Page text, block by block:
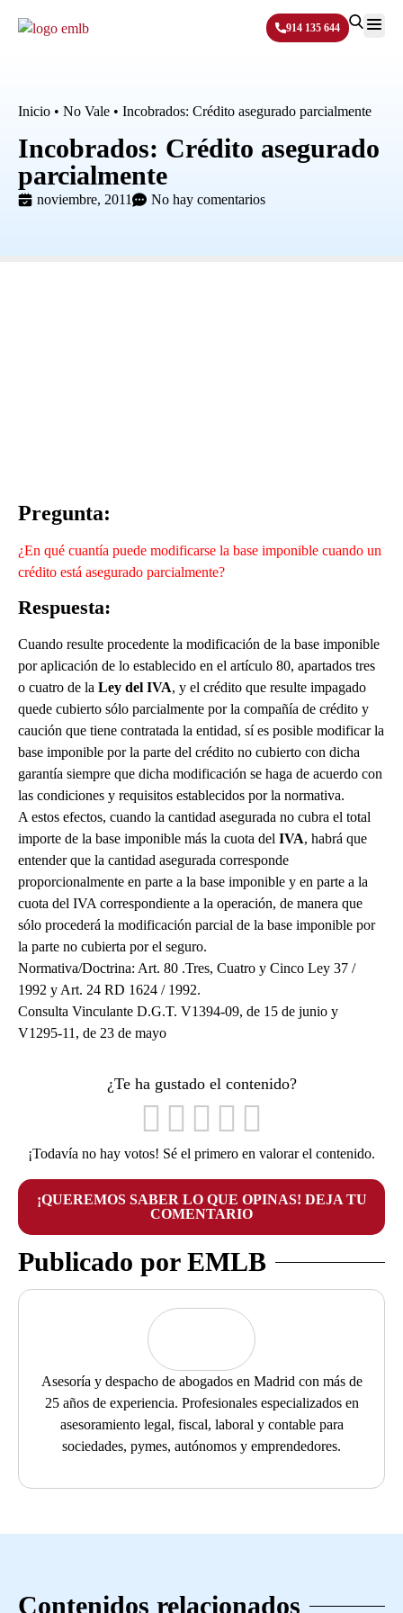
914 135 644
Inicio • No Vale • Incobrados: Crédito asegurado parcialmente
Incobrados: Crédito asegurado
parcialmente
noviembre, 2011 No hay comentarios
Pregunta:
¿En qué cuantía puede modificarse la base imponible cuando un
crédito está asegurado parcialmente?
Respuesta:
Cuando resulte procedente la modificación de la base imponible
por aplicación de lo establecido en el artículo 80, apartados tres
o cuatro de la Ley del IVA, y el crédito que resulte impagado
quede cubierto sólo parcialmente por la compañía de crédito y
caución que tiene contratada la entidad, sí es posible modificar la
base imponible por la parte del crédito no cubierto con dicha
garantía siempre que dicha modificación se haga de acuerdo con
las condiciones y requisitos establecidos por la normativa.
A estos efectos, cuando la cantidad asegurada no cubra el total
importe de la base imponible más la cuota del IVA, habrá que
entender que la cantidad asegurada corresponde
proporcionalmente en parte a la base imponible y en parte a la
cuota del IVA correspondiente a la operación, de manera que
sólo procederá la modificación parcial de la base imponible por
la parte no cubierta por el seguro.
Normativa/Doctrina: Art. 80 .Tres, Cuatro y Cinco Ley 37 /
1992 y Art. 24 RD 1624 / 1992.
Consulta Vinculante D.G.T. V1394-09, de 15 de junio y
V1295-11, de 23 de mayo
¿Te ha gustado el contenido?
¡Todavía no hay votos! Sé el primero en valorar el contenido.
¡QUEREMOS SABER LO QUE OPINAS! DEJA TU
COMENTARIO
Publicado por EMLB
Asesoría y despacho de abogados en Madrid con más de
25 años de experiencia. Profesionales especializados en
asesoramiento legal, fiscal, laboral y contable para
sociedades, pymes, autónomos y emprendedores.
Contenidos relacionados